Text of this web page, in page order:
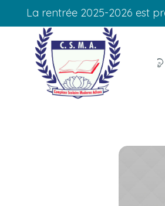
La rentrée 2025-2026 est